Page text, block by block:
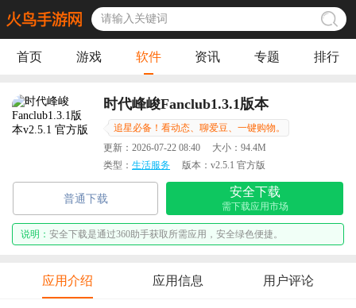
首页 游戏 软件 资讯 专题 排行
时代峰峻Fanclub1.3.1版本
追星必备！看动态、聊爱豆、一键购物。
更新： 2026-07-22 08:40 大小： 94.4M
类型： 生活服务 版本： v2.5.1 官方版
普通下载
安全下载
需下载应用市场
说明： 安全下载是通过360助手获取所需应用，安全绿色便捷。
应用介绍 应用信息 用户评论